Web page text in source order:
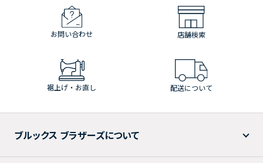
お問い合わせ 店舗検索
裾上げ・お直し 配送について
ブルックス ブラザーズについて